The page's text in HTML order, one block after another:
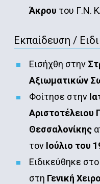
Άκρου του Γ.Ν.
Εκπαίδευση /
Εισήχθη στην
Αξιωματικών
Φοίτησε στην
Αριστοτέλειου
Θεσσαλονίκης
τον Ιούλιο του
Ειδικεύθηκε στο
στη Γενική